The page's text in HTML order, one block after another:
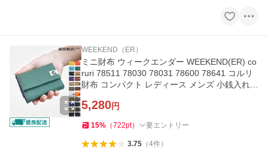
WEEKEND（ER）
ミニ財布 ウィークエンダー WEEKEND(ER) co
ruri 78511 78030 78031 78600 78641 コルリ
財布 コンパクト レディース メンズ 小銭入れ
5,280円
15% （722pt） 要エントリー
3.75（4件）